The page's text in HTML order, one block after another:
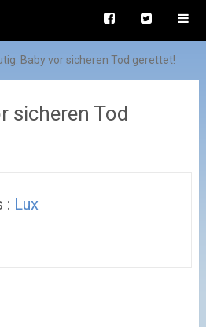
Baby vor sicheren Tod gerettet!
sicheren Tod
: Lux